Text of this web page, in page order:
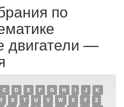
по
двигатели —
C D E F G H I J
K
S T U V W X Y
Z